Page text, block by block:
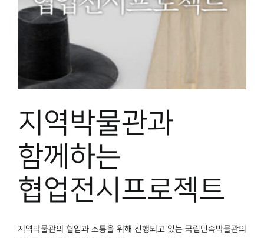
원문보기 PDF
박물관 홈페이지
지역박물관과
함께하는
협업전시프로젝트
지역박물관의 협업과 소통을 위해 진행되고 있는 국립민속박물관의